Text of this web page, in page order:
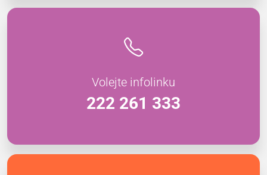
Volejte infolinku
222 261 333